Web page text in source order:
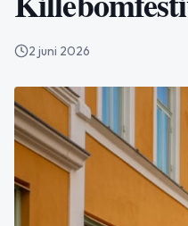
2 juni 2026